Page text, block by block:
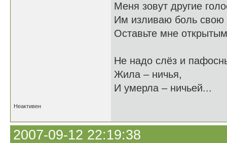
Меня зовут другие
Им изливаю боль свою
Оставьте мне
Не надо слёз и
Жила – ничья,
И умерла – ничьей...
Неактивен
2007-09-12 22:19:38